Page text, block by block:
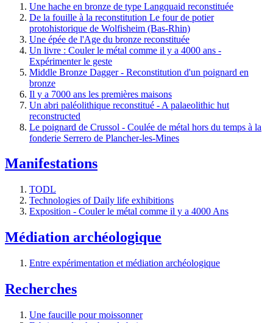
Une hache en bronze de type Langquaid reconstituée
De la fouille à la reconstitution Le four de potier
protohistorique de Wolfisheim (Bas-Rhin)
Une épée de l'Age du bronze reconstituée
Un livre : Couler le métal comme il y a 4000 ans -
Expérimenter le geste
Middle Bronze Dagger - Reconstitution d'un poignard en
bronze
Il y a 7000 ans les premières maisons
Un abri paléolithique reconstitué - A palaeolithic hut
reconstructed
Le poignard de Crussol - Coulée de métal hors du temps à la
fonderie Serrero de Plancher-les-Mines
Manifestations
TODL
Technologies of Daily life exhibitions
Exposition - Couler le métal comme il y a 4000 Ans
Médiation archéologique
Entre expérimentation et médiation archéologique
Recherches
Une faucille pour moissonner